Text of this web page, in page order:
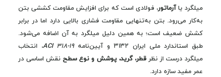
میلگرد یاآرماتور، فولادی است که برای افزایش مقاومت کششی بتن
به‌کار می‌رود. بتن به‌تنهایی مقاومت فشاری بالایی دارد اما در برابر
کشش ضعیف است؛ به همین دلیل میلگرد به آن اضافه می‌شود.
طبق استاندارد ملی ایران ۳۱۳۲ و آیین‌نامه
ACI 318-19، انتخاب
میلگرد درست از نظرقطر، گرید، پوشش و نوع سطحنقش اساسی در
عمر مفید سازه دارد.